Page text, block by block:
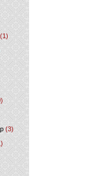
(1)
(3)